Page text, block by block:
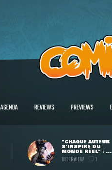
AGENDA REVIEWS PREVIEWS
"CHAQUE AUTEUR
S'INSPIRE DU
MONDE RÉEL" : ...
INTERVIEW 1